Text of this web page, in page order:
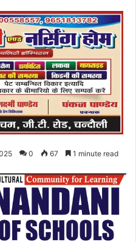
0 67 1 minute read